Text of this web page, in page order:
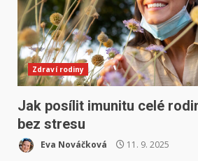
Zdraví rodiny
Jak posílit imunitu celé
bez stresu
Eva Nováčková 11. 9. 2025